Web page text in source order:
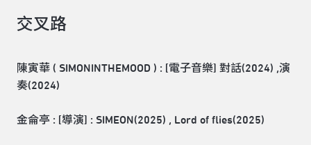
交叉路
陳寅華 ( SIMONINTHEMOOD ) : [電子音樂] 對話(2024) ,演
奏(2024)
金侖亭 : [導演] : SIMEON(2025) , Lord of flies(2025)